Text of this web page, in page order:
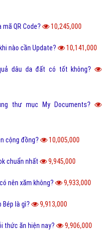
QR Code? 10,245,000
nào cần Update? 10,141,000
dâu da đất có tốt không?
thư mục My Documents?
cộng đồng? 10,005,000
chuẩn nhất 9,945,000
nên xăm không? 9,933,000
Bép là gì? 9,913,000
thức ăn hiện nay? 9,906,000